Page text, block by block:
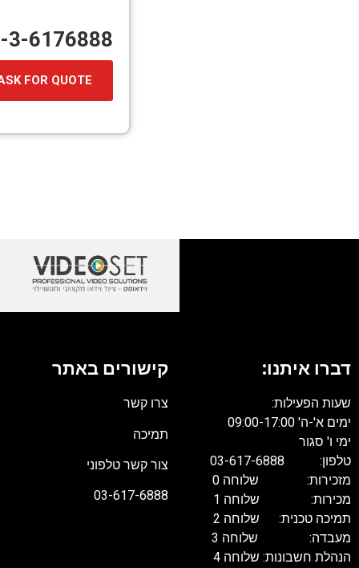
3-6176888
FOR QUOTE
דברו איתנו:
שעות הפעילות:
ימים א'-ה' 09:00-17:00
ימי ו' סגור
טלפון: 03-617-6888
מזכירות: שלוחה 0
מכירות: שלוחה 1
תמיכה טכנית: שלוחה 2
מעבדה: שלוחה 3
הנהלת חשבונות: שלוחה 4
קישורים באתר
צרו קשר
תמיכה
צור קשר טלפוני
03-617-6888